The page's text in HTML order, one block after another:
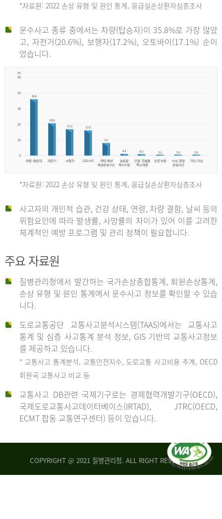
*자료원: 2022 손상 유형 및 원인 통계, 응급실손상환자심층조사
운수사고 종류 중에서는 차량(탑승자)이 35.8%로 가장 많았
고, 자전거(20.6%), 보행자(17.2%), 오토바이(17.1%) 순이
었습니다.
사
*자료원: 2022 손상 유형 및 원인 통계, 응급실손상환자심층조사
사고자의 개인적 습관, 건강 상태, 연령, 차량 결함, 날씨 등의
위험요인에 따라 발생률, 사망률의 차이가 있어 이를 고려한
체계적인 예방 프로그램 및 관리 정책이 필요합니다.
주요 자료원
질병관리청에서 발간하는 국가손상종합통계, 퇴원손상통계,
손상 유형 및 원인 통계에서 운수사고 정보를 확인할 수 있습
니다.
도로교통공단 교통사고분석시스템(TAAS)에서는 교통사고
통계 및 심층 사고통계 분석 정보, GIS 기반의 교통사고정보
를 제공하고 있습니다.
* 교통사고 통계분석, 교통안전지수, 도로교통 사고비용 추계, OECD
회원국 교통사고 비교 등
교통사고 DB관련 국제기구로는 경제협력개발기구(OECD),
국제도로교통사고데이터베이스(IRTAD), JTRC(OECD,
ECMT 합동 교통연구센터) 등이 있습니다.
COPYRIGHT @ 2021 질병관리청. ALL RIGHT RESERVED